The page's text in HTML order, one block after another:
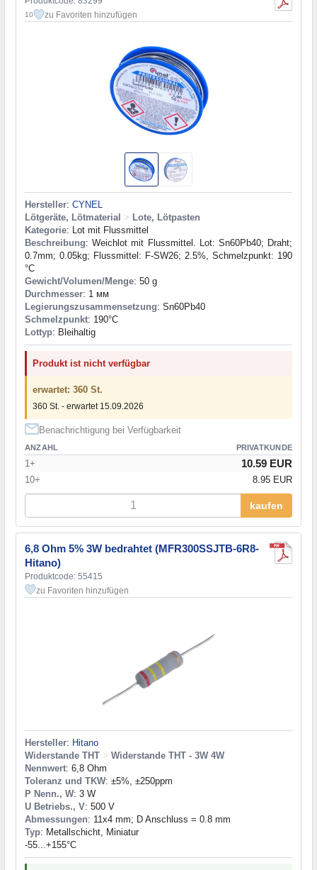
10 zu Favoriten hinzufügen
Hersteller: CYNEL
Lötgeräte, Lötmaterial > Lote, Lötpasten
Kategorie: Lot mit Flussmittel
Beschreibung: Weichlot mit Flussmittel. Lot: Sn60Pb40; Draht;
0.7mm; 0.05kg; Flussmittel: F-SW26; 2.5%, Schmelzpunkt: 190
°C
Gewicht/Volumen/Menge: 50 g
Durchmesser: 1 мм
Legierungszusammensetzung: Sn60Pb40
Schmelzpunkt: 190°С
Lottyp: Bleihaltig
Produkt ist nicht verfügbar
erwartet: 360 St.
360 St. - erwartet 15.09.2026
Benachrichtigung bei Verfügbarkeit
ANZAHL PRIVATKUNDE
1+ 10.59 EUR
10+ 8.95 EUR
kaufen
6,8 Ohm 5% 3W bedrahtet (MFR300SSJTB-6R8-
Hitano)
Produktcode: 55415
zu Favoriten hinzufügen
Hersteller: Hitano
Widerstande THT > Widerstande THT - 3W 4W
Nennwert: 6,8 Ohm
Toleranz und TKW: ±5%, ±250ppm
P Nenn., W: 3 W
U Betriebs., V: 500 V
Abmessungen: 11x4 mm; D Anschluss = 0.8 mm
Typ: Metallschicht, Miniatur
-55...+155°C